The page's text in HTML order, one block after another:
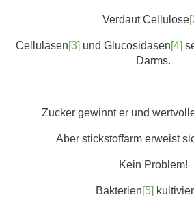
Verdaut Cellulose
Cellulasen[3] und Glucosidasen[4]
Darms.
Zucker gewinnt er und
Aber stickstoffarm erweist
Kein Problem!
Bakterien[5]